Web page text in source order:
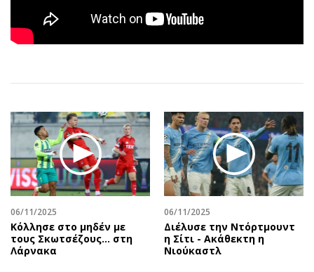
Αθλητισμός
Κύπρος
Κληρώσεις Allwyn
Οικονομική
Οικονομία
Real Estate
Επιχειρήσεις
Αγορές
Money Review
AstroBank Properties
Geek
Νέα
Αυτοκίνηση
Αφιερώματα
Πολιτική
Οικονομία
Γενικά
Αναδρομές
Πρόσωπα
Περιβάλλον
06/11/2025
Κόλλησε στο μηδέν με
τους Σκωτσέζους... στη
Λάρνακα
06/11/2025
Διέλυσε την Ντόρτμουντ
η Σίτι - Ακάθεκτη η
Νιούκαστλ